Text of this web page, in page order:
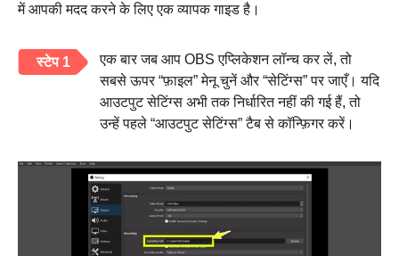
में आपकी मदद करने के लिए एक व्यापक गाइड है।
स्टेप 1
एक बार जब आप OBS एप्लिकेशन लॉन्च कर लें, तो
सबसे ऊपर “फ़ाइल” मेनू चुनें और “सेटिंग्स” पर जाएँ। यदि
आउटपुट सेटिंग्स अभी तक निर्धारित नहीं की गई हैं, तो
उन्हें पहले “आउटपुट सेटिंग्स” टैब से कॉन्फ़िगर करें।